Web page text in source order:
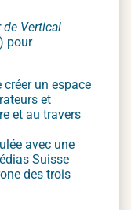
de Vertical
pour
créer un espace
et
et au travers
avec une
Suisse
des trois